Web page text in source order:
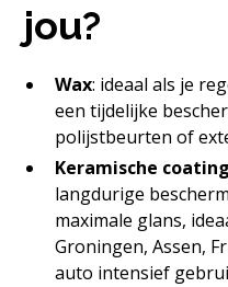
jou?
Wax: ideaal als je
een tijdelijke
polijstbeurten of
Keramische
langdurige
maximale glans,
Groningen, Assen,
auto intensief